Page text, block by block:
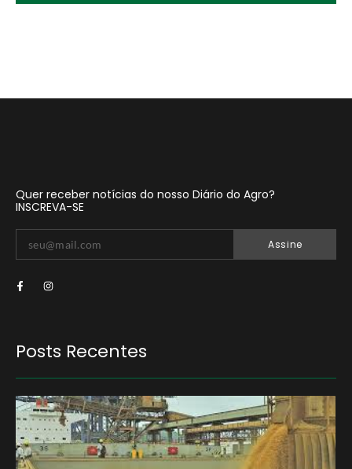
Quer receber notícias do nosso Diário do Agro?
INSCREVA-SE
Assine
Posts Recentes